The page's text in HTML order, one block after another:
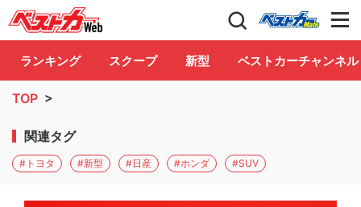
自動車情報誌「ベストカー」 Club
ランキング スクープ 新型 ベストカーチャンネル
TOP >
関連タグ
#トヨタ #新型 #日産 #ホンダ #SUV